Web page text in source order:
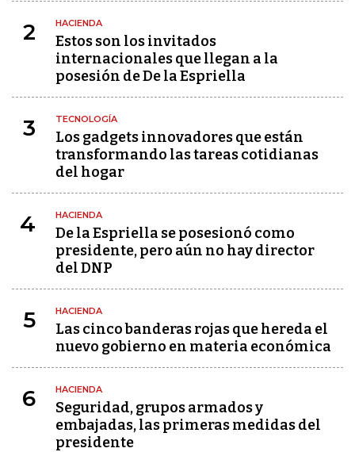
2 HACIENDA
Estos son los invitados
internacionales que llegan a la
posesión de De la Espriella
3 TECNOLOGÍA
Los gadgets innovadores que están
transformando las tareas cotidianas
del hogar
4 HACIENDA
De la Espriella se posesionó como
presidente, pero aún no hay director
del DNP
5 HACIENDA
Las cinco banderas rojas que hereda el
nuevo gobierno en materia económica
6 HACIENDA
Seguridad, grupos armados y
embajadas, las primeras medidas del
presidente